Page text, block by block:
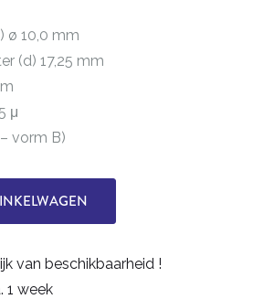
ø 10,0 mm
(d) 17,25 mm
μ
vorm B)
van beschikbaarheid !
1 week